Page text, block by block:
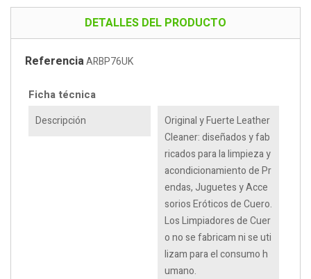
DETALLES DEL PRODUCTO
ReferenciaARBP76UK
Ficha técnica
Descripción
Original y Fuerte Leather
Cleaner: diseñados y fab
ricados para la limpieza y
acondicionamiento de Pr
endas, Juguetes y Acce
sorios Eróticos de Cuero.
Los Limpiadores de Cuer
o no se fabricam ni se uti
lizam para el consumo h
umano.